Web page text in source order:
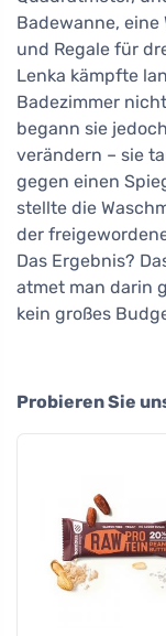
Badewanne, eine
und Regale für
Lenka kämpfte
Badezimmer
begann sie
verändern – sie
gegen einen
stellte die
der
Das Ergebnis?
atmet man darin
kein großes
Probieren Sie